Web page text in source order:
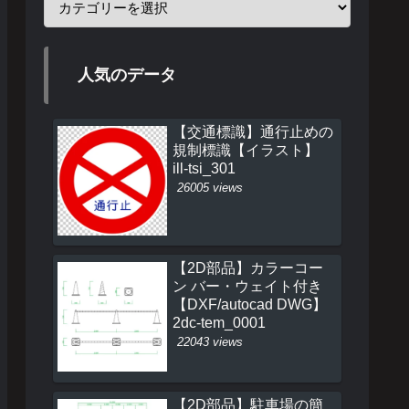
人気のデータ
【交通標識】通行止めの
規制標識【イラスト】
ill-tsi_301
26005 views
【2D部品】カラーコー
ン バー・ウェイト付き
【DXF/autocad DWG】
2dc-tem_0001
22043 views
【2D部品】駐車場の簡